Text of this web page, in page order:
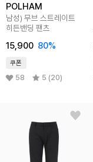
POLHAM
남성) 무브 스트레이트
히든밴딩 팬츠
15,900 80%
쿠폰
58 5 (20)